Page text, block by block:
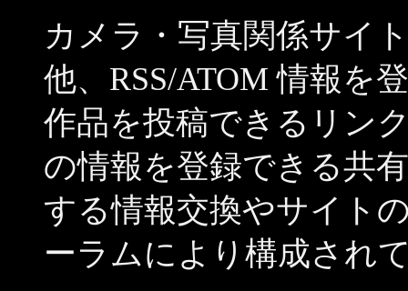
カメラ・写真関係サイ
他、RSS/ATOM 情報を
作品を投稿できるリン
の情報を登録できる共
する情報交換やサイト
ーラムにより構成され